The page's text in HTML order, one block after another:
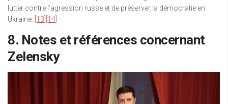
lutter contre l’agression russe et de préserver la démocratie en
Ukraine.
[13] [14]
8. Notes et références concernant
Zelensky